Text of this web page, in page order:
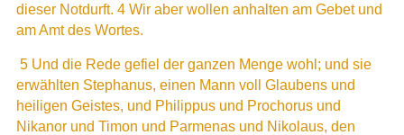
dieser Notdurft. 4 Wir aber wollen anhalten am Gebet und
am Amt des Wortes.
5 Und die Rede gefiel der ganzen Menge wohl; und sie
erwählten Stephanus, einen Mann voll Glaubens und
heiligen Geistes, und Philippus und Prochorus und
Nikanor und Timon und Parmenas und Nikolaus, den